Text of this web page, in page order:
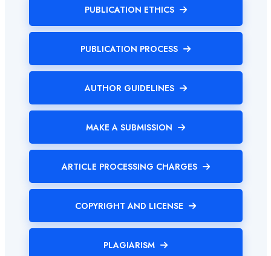
PUBLICATION ETHICS
PUBLICATION PROCESS
AUTHOR GUIDELINES
MAKE A SUBMISSION
ARTICLE PROCESSING CHARGES
COPYRIGHT AND LICENSE
PLAGIARISM